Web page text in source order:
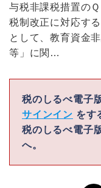
与税非課税措置の
税制改正に対応す
として、教育資金
等」に関…
税のしるべ電子
サインイン をす
税のしるべ電子
へ。